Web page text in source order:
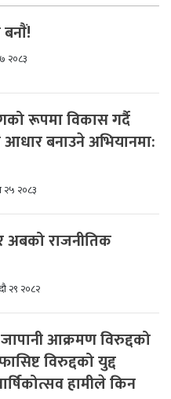
२०८३
रूपमा विकास गर्दै
बनाउने अभियानमा:
२०८३
राजनीतिक
२९ २०८२
आक्रमण विरुद्दको
विरुद्दको युद्द
हामीले किन